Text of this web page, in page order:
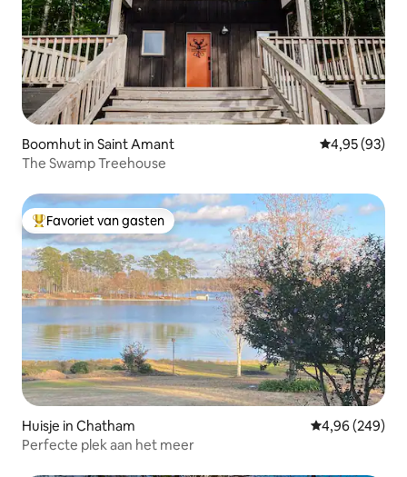
Boomhut in Saint Amant Gemiddelde
4,95 (93)
The Swamp Treehouse
Topfavoriet van gasten
Favoriet van gasten
Huisje in Chatham Gemiddelde
4,96 (249)
Perfecte plek aan het meer